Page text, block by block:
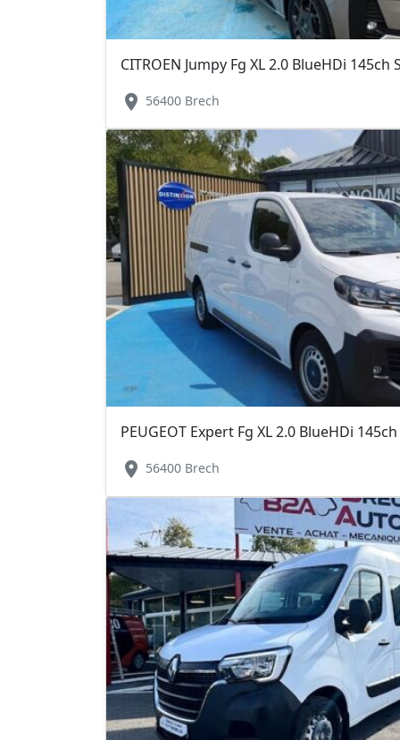
CITROEN Jumpy Fg XL 2.0 BlueHDi 145ch
location_on 56400 Brech
PEUGEOT Expert Fg XL 2.0 BlueHDi 145ch
location_on 56400 Brech